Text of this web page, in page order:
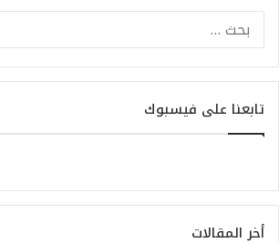
تابعنا على فيسبوك
أخر المقالات